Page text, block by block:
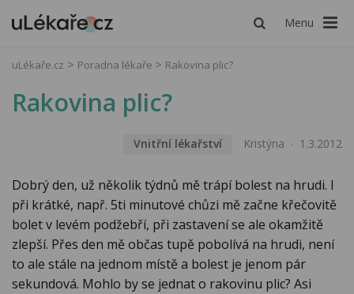
Menu
uLékaře.cz Poradna lékaře Rakovina plic?
Rakovina plic?
Vnitřní lékařství Kristýna 1.3.2012
Dobrý den, už několik týdnů mě trápí bolest na hrudi. I
při krátké, např. 5ti minutové chůzi mě začne křečovitě
bolet v levém podžebří, při zastavení se ale okamžitě
zlepší. Přes den mě občas tupě pobolívá na hrudi, není
to ale stále na jednom místě a bolest je jenom pár
sekundová. Mohlo by se jednat o rakovinu plic? Asi